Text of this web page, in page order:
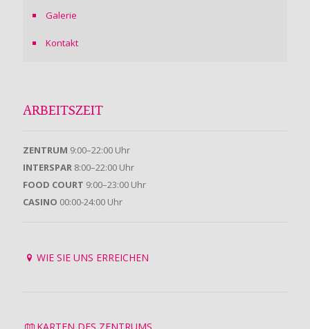
Galerie
Kontakt
ARBEITSZEIT
ZENTRUM 9:00–22:00 Uhr
INTERSPAR 8:00–22:00 Uhr
FOOD COURT 9:00–23:00 Uhr
CASINO 00:00-24:00 Uhr
WIE SIE UNS ERREICHEN